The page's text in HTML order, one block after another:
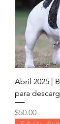
Abril 2025 |
para
Precio
$50.00